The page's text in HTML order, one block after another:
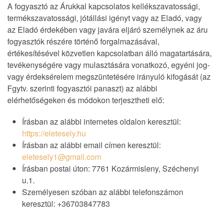
A fogyasztó az Árukkal kapcsolatos kellékszavatossági,
termékszavatossági, jótállási igényt vagy az Eladó, vagy
az Eladó érdekében vagy javára eljáró személynek az áru
fogyasztók részére történő forgalmazásával,
értékesítésével közvetlen kapcsolatban álló magatartására,
tevékenységére vagy mulasztására vonatkozó, egyéni jog-
vagy érdeksérelem megszüntetésére irányuló kifogását (az
Fgytv. szerinti fogyasztói panaszt) az alábbi
elérhetőségeken és módokon terjesztheti elő:
Írásban az alábbi internetes oldalon keresztül:
https://eletesely.hu
Írásban az alábbi email címen keresztül:
eletesely1@gmail.com
Írásban postai úton: 7761 Kozármisleny, Széchenyi
u.1.
Személyesen szóban az alábbi telefonszámon
keresztül: +36703847783